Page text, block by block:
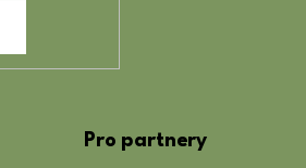
Pro partnery